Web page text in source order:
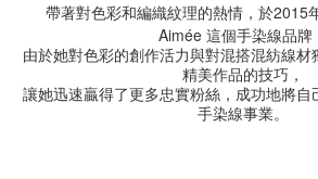
帶著對色彩和編織紋理的熱情，於2015
Aimée 這個手染線品牌
由於她對色彩的創作活力與對混搭混紡線材
精美作品的技巧，
讓她迅速贏得了更多忠實粉絲，成功地將自
手染線事業。